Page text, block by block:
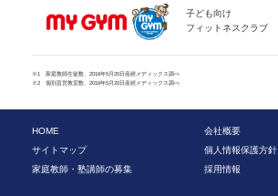
子ども向け
フィットネスクラブ
※1 家庭教師生徒数、2016年5月20日産經メディックス調べ
※2 個別直営教室数、2016年5月20日産經メディックス調べ
HOME
会社概要
サイトマップ
個人情報保護方針
家庭教師・塾講師の募集
採用情報